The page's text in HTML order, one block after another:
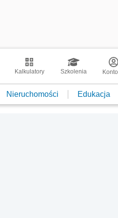
Kalkulatory Szkolenia Konto
Nieruchomości Edukacja